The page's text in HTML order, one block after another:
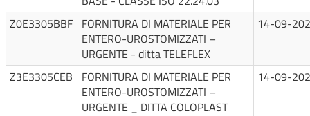
Z0E3305BBF FORNITURA DI MATERIALE PER
ENTERO-UROSTOMIZZATI –
URGENTE - ditta TELEFLEX
14-09-
Z3E3305CEB
FORNITURA DI MATERIALE PER
ENTERO-UROSTOMIZZATI –
URGENTE _ DITTA COLOPLAST
14-09-